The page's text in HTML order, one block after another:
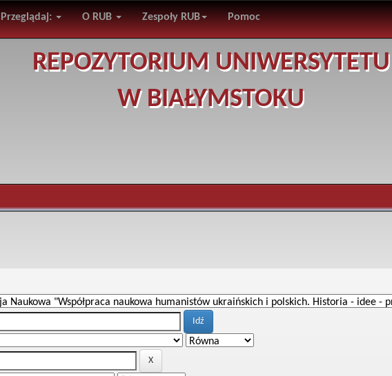
Przeglądaj: O RUB Zespoły RUB Pomoc
REPOZYTORIUM UNIWERSYTETU
W BIAŁYMSTOKU